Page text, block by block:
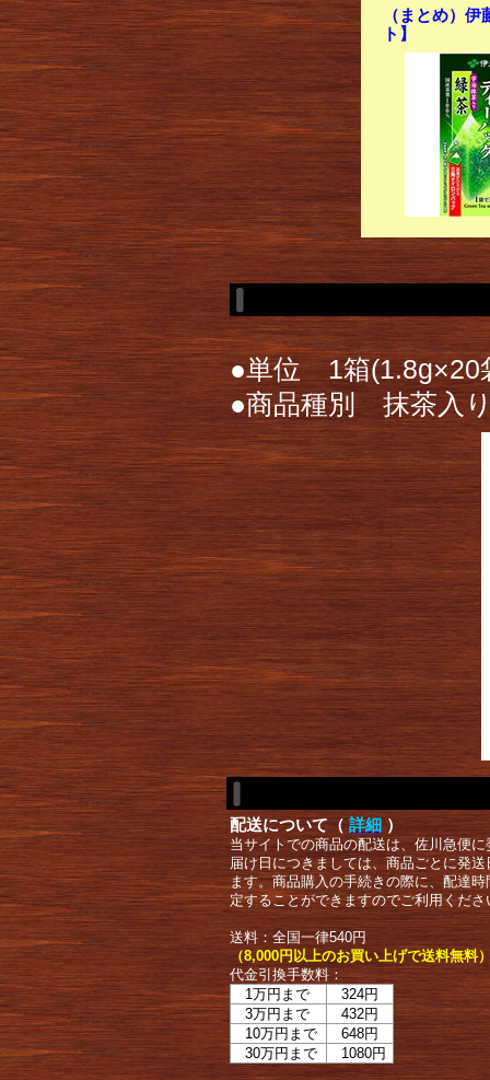
（まとめ）
ト】
●単位 1箱(1.8g×20
●商品種別 抹茶入
配送について（ 詳細 ）
当サイトでの商品の配送は、佐川急便
届け日につきましては、商品ごとに発
ます。商品購入の手続きの際に、配達
定することができますのでご利用くださ
送料：全国一律540円
（8,000円以上のお買い上げで送料無料
代金引換手数料：
1万円まで
324円
3万円まで
432円
10万円まで
648円
30万円まで
1080円